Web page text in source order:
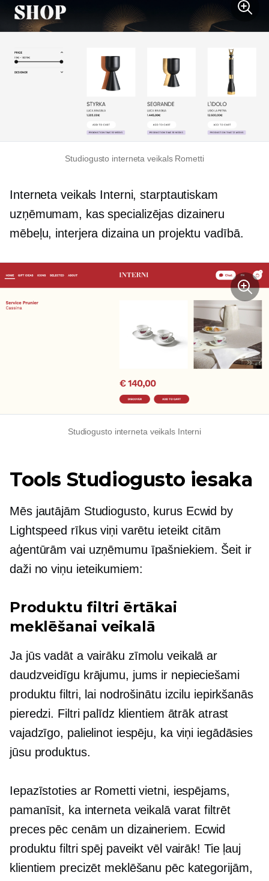
Studiogusto interneta veikals Rometti
Interneta veikals Interni, starptautiskam
uzņēmumam, kas specializējas dizaineru
mēbeļu, interjera dizaina un projektu vadībā.
Studiogusto interneta veikals Interni
Tools Studiogusto iesaka
Mēs jautājām Studiogusto, kurus Ecwid by
Lightspeed rīkus viņi varētu ieteikt citām
aģentūrām vai uzņēmumu īpašniekiem. Šeit ir
daži no viņu ieteikumiem:
Produktu filtri ērtākai
meklēšanai veikalā
Ja jūs vadāt a vairāku zīmolu veikalā ar
daudzveidīgu krājumu, jums ir nepieciešami
produktu filtri, lai nodrošinātu izcilu iepirkšanās
pieredzi. Filtri palīdz klientiem ātrāk atrast
vajadzīgo, palielinot iespēju, ka viņi iegādāsies
jūsu produktus.
Iepazīstoties ar Rometti vietni, iespējams,
pamanīsit, ka interneta veikalā varat filtrēt
preces pēc cenām un dizaineriem. Ecwid
produktu filtri spēj paveikt vēl vairāk! Tie ļauj
klientiem precizēt meklēšanu pēc kategorijām,